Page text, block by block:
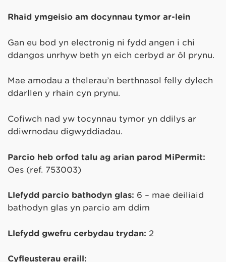
Rhaid ymgeisio am docynnau tymor ar-lein
Gan eu bod yn electronig ni fydd angen i chi
ddangos unrhyw beth yn eich cerbyd ar ôl prynu.
Mae amodau a thelerau’n berthnasol felly dylech
ddarllen y rhain cyn prynu.
Cofiwch nad yw tocynnau tymor yn ddilys ar
ddiwrnodau digwyddiadau.
Parcio heb orfod talu ag arian parod MiPermit:
Oes (ref. 753003)
Llefydd parcio bathodyn glas: 6 – mae deiliaid
bathodyn glas yn parcio am ddim
Llefydd gwefru cerbydau trydan: 2
Cyfleusterau eraill: